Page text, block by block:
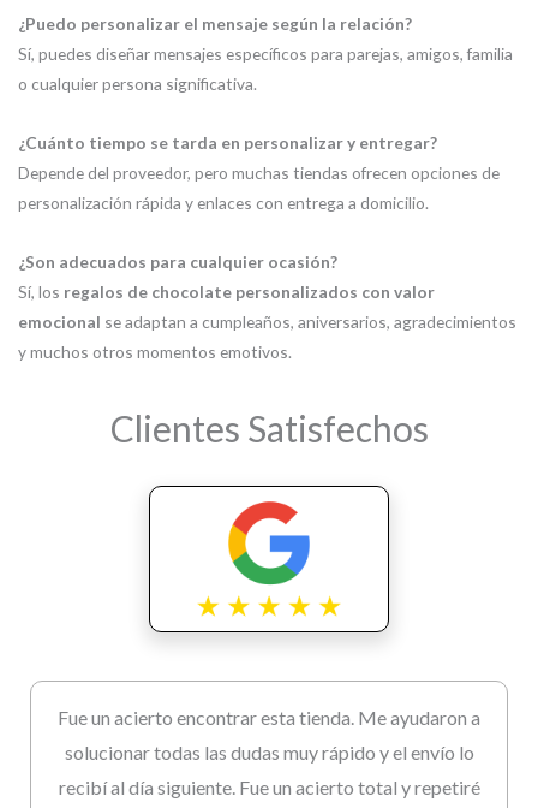
¿Puedo personalizar el mensaje según la relación?
Sí, puedes diseñar mensajes específicos para parejas, amigos, familia
o cualquier persona significativa.
¿Cuánto tiempo se tarda en personalizar y entregar?
Depende del proveedor, pero muchas tiendas ofrecen opciones de
personalización rápida y enlaces con entrega a domicilio.
¿Son adecuados para cualquier ocasión?
Sí, los regalos de chocolate personalizados con valor
emocional se adaptan a cumpleaños, aniversarios, agradecimientos
y muchos otros momentos emotivos.
Clientes Satisfechos
Fue un acierto encontrar esta tienda. Me ayudaron a
solucionar todas las dudas muy rápido y el envío lo
recibí al día siguiente. Fue un acierto total y repetiré